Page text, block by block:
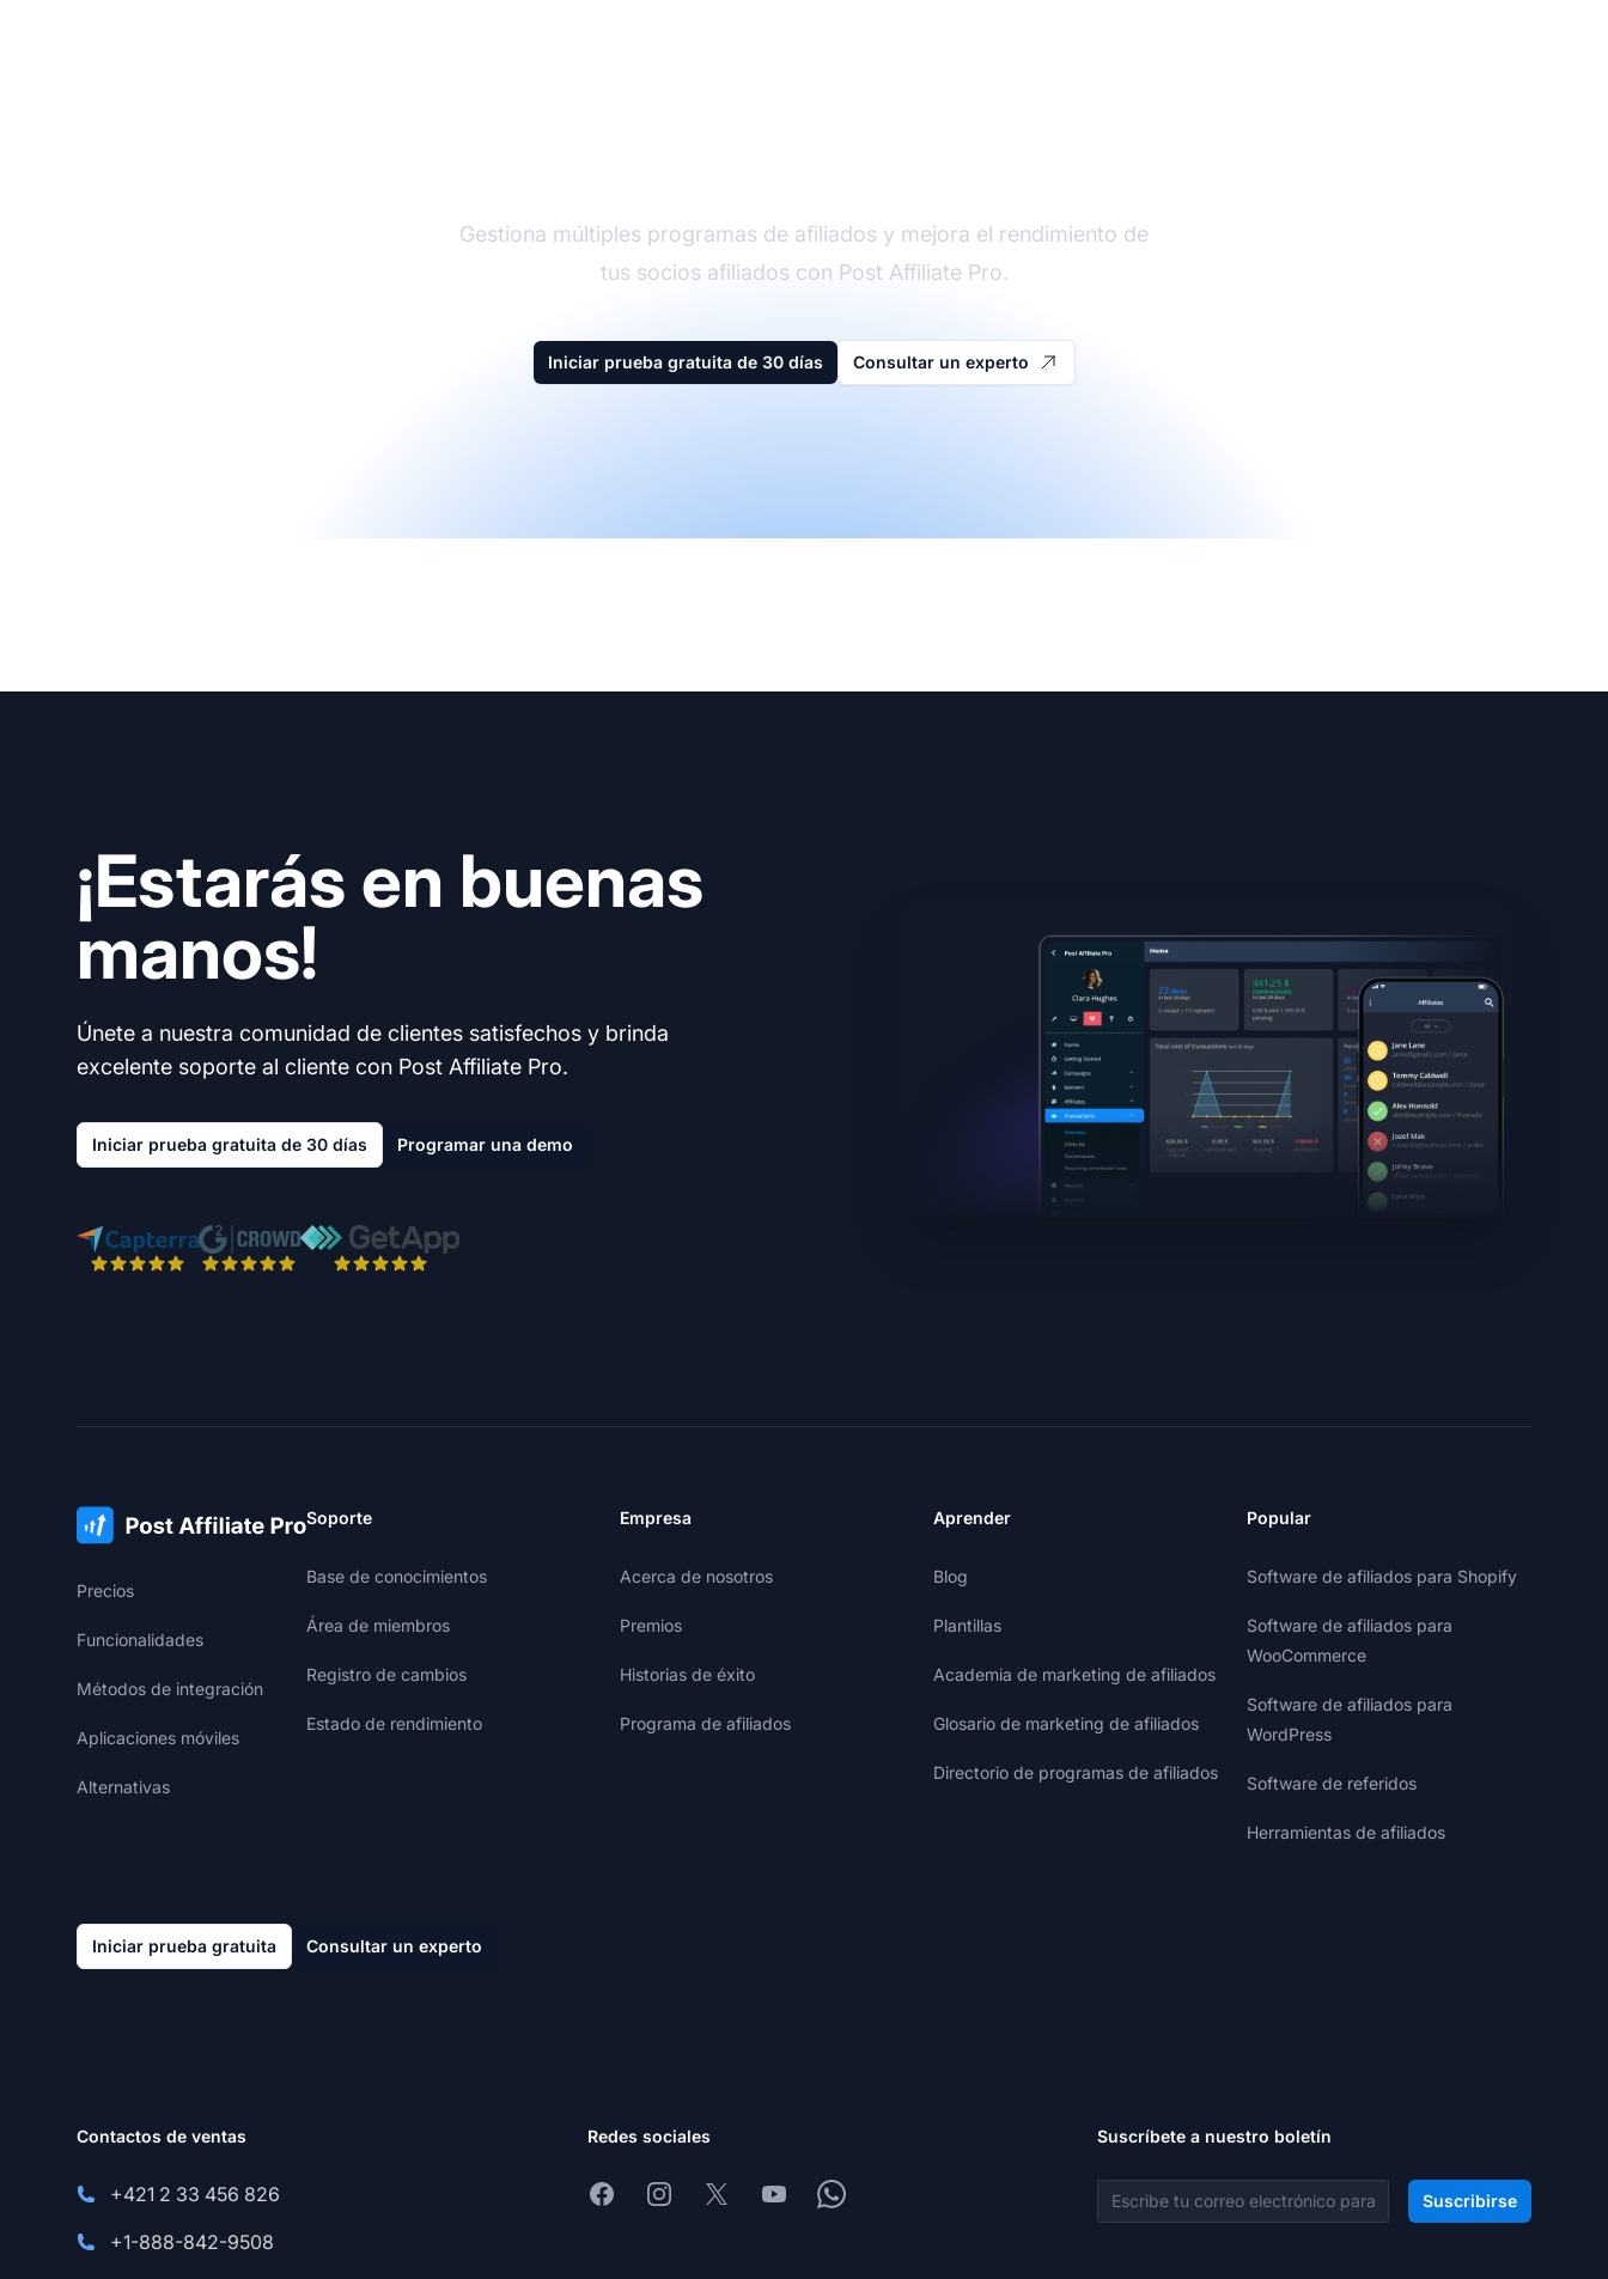
Gestiona múltiples programas de afiliados y mejora el rendimiento de
tus socios afiliados con Post Affiliate Pro.
Iniciar prueba gratuita de 30 días Consultar un experto
¡Estarás en buenas
manos!
Únete a nuestra comunidad de clientes satisfechos y brinda
excelente soporte al cliente con Post Affiliate Pro.
Iniciar prueba gratuita de 30 días Programar una demo
Precios
Funcionalidades
Métodos de integración
Aplicaciones móviles
Alternativas
Soporte
Base de conocimientos
Área de miembros
Registro de cambios
Estado de rendimiento
Empresa
Acerca de nosotros
Premios
Historias de éxito
Programa de afiliados
Aprender
Blog
Plantillas
Academia de marketing de afiliados
Glosario de marketing de afiliados
Directorio de programas de afiliados
Popular
Software de afiliados para Shopify
Software de afiliados para
WooCommerce
Software de afiliados para
WordPress
Software de referidos
Herramientas de afiliados
Iniciar prueba gratuita Consultar un experto
Contactos de ventas
+421 2 33 456 826
+1-888-842-9508
Redes sociales
FacebookInstagram
X YoutubeWhatsapp
Suscríbete a nuestro boletín
Dirección de correo electrónico Suscribirse